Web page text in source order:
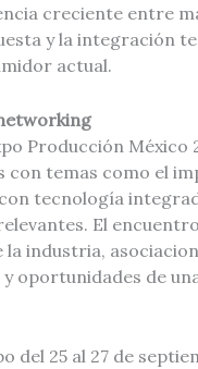
creciente entre
y la integración
actual.
Producción
con temas como el
tecnología
El
industria,
oportunidades de
del 25 al 27 de